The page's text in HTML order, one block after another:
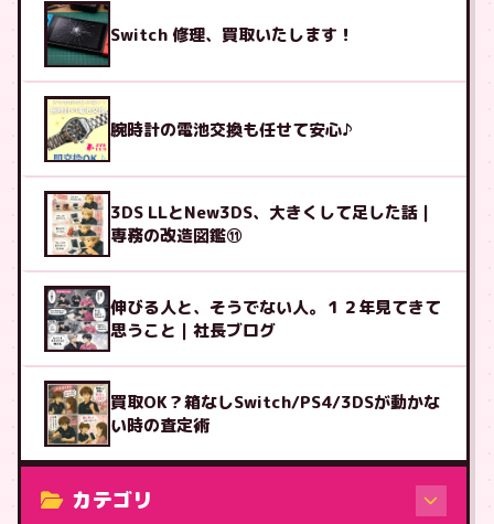
Switch 修理、買取いたします！
腕時計の電池交換も任せて安心♪
3DS LLとNew3DS、大きくして足した話｜
専務の改造図鑑⑪
伸びる人と、そうでない人。１２年見てきて
思うこと｜社長ブログ
買取OK？箱なしSwitch/PS4/3DSが動かな
い時の査定術
カテゴリ